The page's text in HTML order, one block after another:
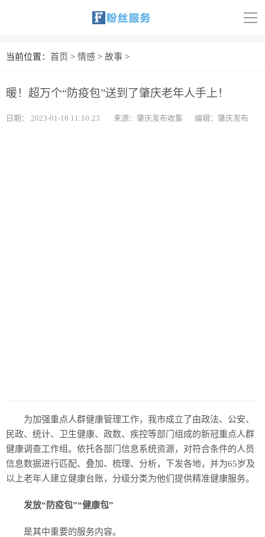
导
首页
当前位置： 首页 > 情感 > 故事 >
暖！超万个“防疫包”送到了肇庆老年人手上！
日期： 2023-01-16 11:10:23 来源：肇庆发布收集 编辑：肇庆发布
为加强重点人群健康管理工作，我市成立了由政法、公安、
民政、统计、卫生健康、政数、疾控等部门组成的新冠重点人群
健康调查工作组。依托各部门信息系统资源，对符合条件的人员
信息数据进行匹配、叠加、梳理、分析，下发各地，并为65岁及
以上老年人建立健康台账，分级分类为他们提供精准健康服务。
发放“防疫包”“健康包”
是其中重要的服务内容。